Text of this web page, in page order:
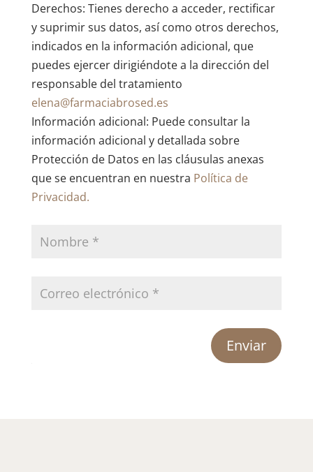
Derechos: Tienes derecho a acceder, rectificar
y suprimir sus datos, así como otros derechos,
indicados en la información adicional, que
puedes ejercer dirigiéndote a la dirección del
responsable del tratamiento
elena@farmaciabrosed.es
Información adicional: Puede consultar la
información adicional y detallada sobre
Protección de Datos en las cláusulas anexas
que se encuentran en nuestra Política de
Privacidad.
Enviar